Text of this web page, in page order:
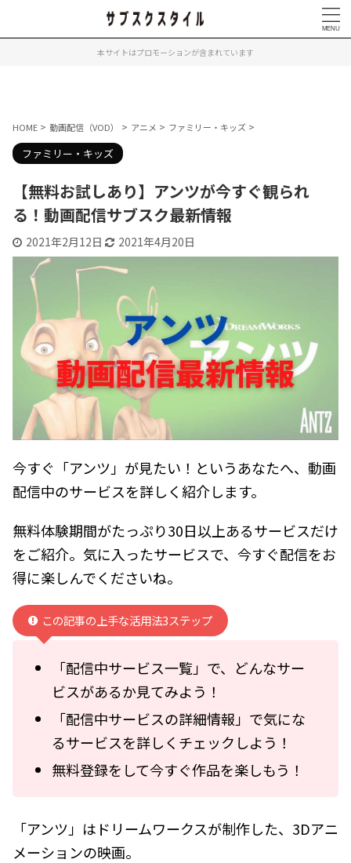
本サイトはプロモーションが含まれています
HOME > 動画配信（VOD） > アニメ > ファミリー・キッズ >
ファミリー・キッズ
【無料お試しあり】アンツが今すぐ観られ
る！動画配信サブスク最新情報
2021年2月12日 2021年4月20日
今すぐ「アンツ」が見たい！というあなたへ、動画
配信中のサービスを詳しく紹介します。
無料体験期間がたっぷり30日以上あるサービスだけ
をご紹介。気に入ったサービスで、今すぐ配信をお
得に楽しんでくださいね。
この記事の上手な活用法3ステップ
「配信中サービス一覧」で、どんなサー
ビスがあるか見てみよう！
「配信中サービスの詳細情報」で気にな
るサービスを詳しくチェックしよう！
無料登録をして今すぐ作品を楽しもう！
「アンツ」はドリームワークスが制作した、3Dアニ
メーションの映画。